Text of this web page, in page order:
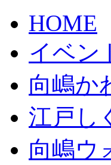
HOME
イベン
向嶋か
江戸し
向嶋ウ